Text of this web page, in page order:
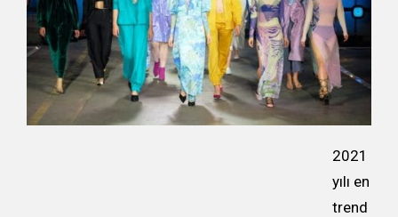
2021
yılı en
trend